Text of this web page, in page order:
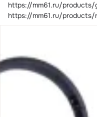
https://mm61.ru/
https://mm61.ru/products/